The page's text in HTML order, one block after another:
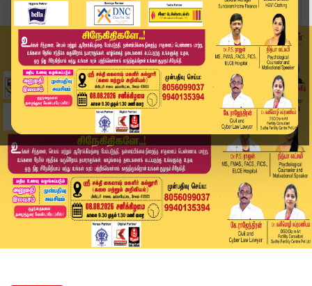
த.வெ.க பொதுகூட்டத்தில் பாட்டில் வீசியது யார்..?...